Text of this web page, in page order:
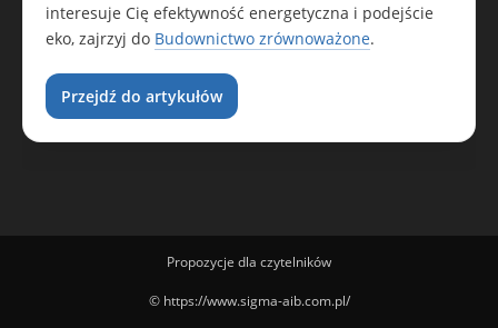
interesuje Cię efektywność energetyczna i podejście
eko, zajrzyj do Budownictwo zrównoważone.
Przejdź do artykułów
Propozycje dla czytelników
© https://www.sigma-aib.com.pl/